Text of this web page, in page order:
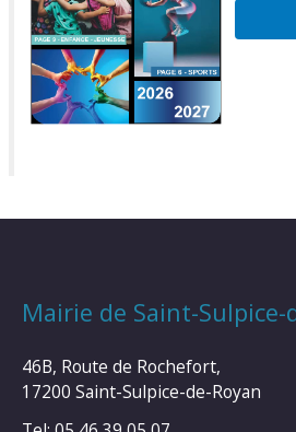
Mairie de Saint-Sulpice-
46B, Route de Rochefort,
17200 Saint-Sulpice-de-Royan